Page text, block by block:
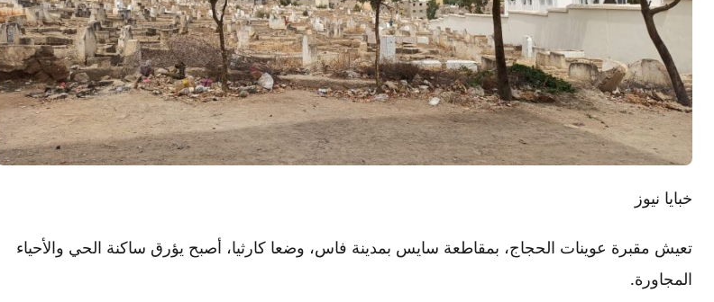
خبايا نيوز
تعيش مقبرة عوينات الحجاج، بمقاطعة سايس بمدينة فاس، وضعا كارثيا، أصبح يؤرق ساكنة الحي والأحياء
المجاورة.